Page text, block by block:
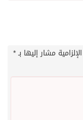
مشار إليها بـ*